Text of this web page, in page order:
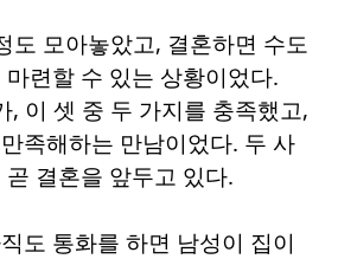
도 모아놓았고, 결혼하면 수도
련할 수 있는 상황이었다.
, 이 셋 중 두 가지를 충족했고,
족해하는 만남이었다. 두 사
결혼을 앞두고 있다.
도 통화를 하면 남성이 집이